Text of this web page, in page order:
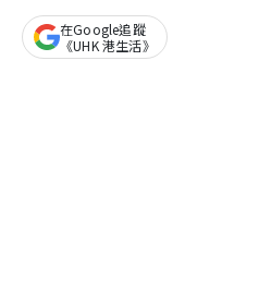
在Google追蹤
《UHK 港生活》